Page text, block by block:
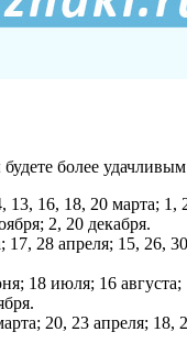
более
13, 16, 18, 20 марта;
2, 20 декабря.
17, 28 апреля; 15, 26,
18 июля; 16
20, 23 апреля;